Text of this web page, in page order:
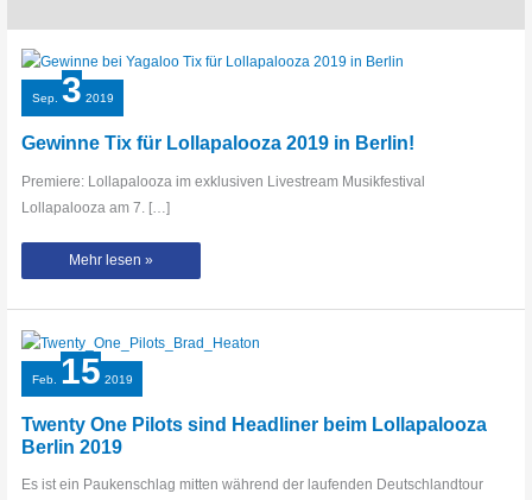
Sep. 3 2019
Gewinne Tix für Lollapalooza 2019 in Berlin!
Premiere: Lollapalooza im exklusiven Livestream Musikfestival
Lollapalooza am 7. […]
Gewinne
für
2019
Berlin!
Mehr lesen »
Feb. 15 2019
Twenty One Pilots sind Headliner beim Lollapalooza
Berlin 2019
Es ist ein Paukenschlag mitten während der laufenden Deutschlandtour